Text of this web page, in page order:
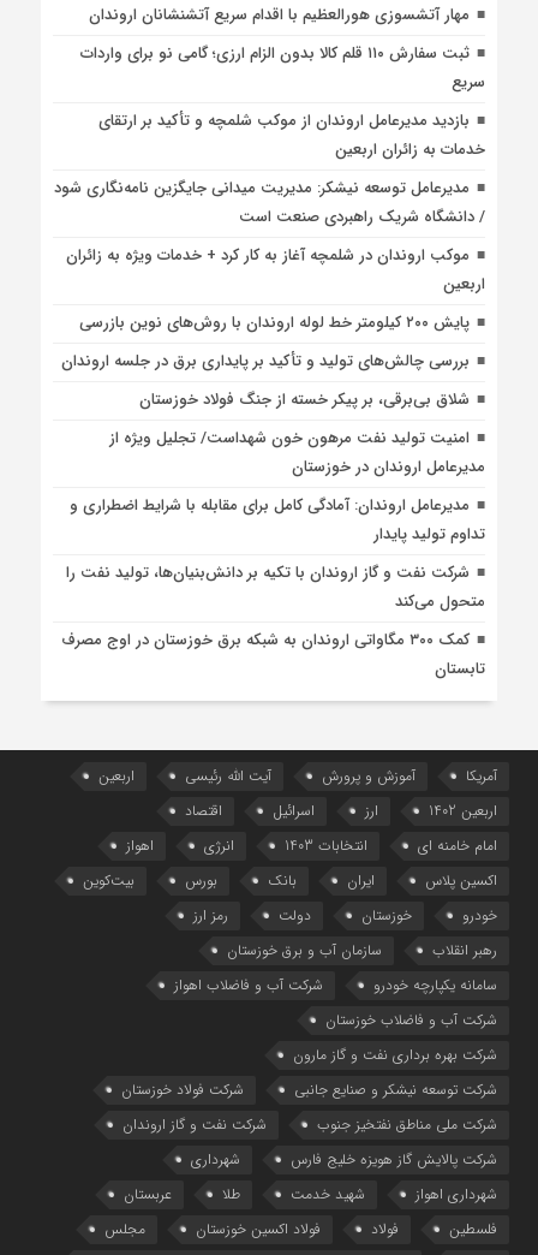
مهار آتشسوزی هورالعظیم با اقدام سریع آتشنشانان اروندان
ثبت سفارش ۱۱۰ قلم کالا بدون الزام ارزی؛ گامی نو برای واردات
سریع
بازدید مدیرعامل اروندان از موکب شلمچه و تأکید بر ارتقای
خدمات به زائران اربعین
مدیرعامل توسعه نیشکر: مدیریت میدانی جایگزین نامه‌نگاری شود
/ دانشگاه شریک راهبردی صنعت است
موکب اروندان در شلمچه آغاز به کار کرد + خدمات ویژه به زائران
اربعین
پایش ۲۰۰ کیلومتر خط لوله اروندان با روش‌های نوین بازرسی
بررسی چالش‌های تولید و تأکید بر پایداری برق در جلسه اروندان
شلاق‌ بی‌برقی، بر پیکر خسته‌ از جنگ فولاد خوزستان
امنیت تولید نفت مرهون خون شهداست/ تجلیل ویژه از
مدیرعامل اروندان در خوزستان
مدیرعامل اروندان: آمادگی کامل برای مقابله با شرایط اضطراری و
تداوم تولید پایدار
شرکت نفت و گاز اروندان با تکیه بر دانش‌بنیان‌ها، تولید نفت را
متحول می‌کند
کمک ۳۰۰ مگاواتی اروندان به شبکه برق خوزستان در اوج مصرف
تابستان
آمریکا آموزش و پرورش آیت الله رئیسی
اربعین
اربعین 1402
ارز اسرائیل
اقتصاد
امام خامنه ای
انتخابات 1403 انرژی
اهواز
اکسین پلاس
ایران بانک بورس
بیت‌کوین
خودرو
خوزستان دولت
رمز ارز
رهبر انقلاب
سازمان آب و برق خوزستان
سامانه یکپارچه خودرو
شرکت آب و فاضلاب اهواز
شرکت آب و فاضلاب خوزستان
شرکت بهره برداری نفت و گاز مارون
شرکت توسعه نیشکر و صنایع جانبی
شرکت فولاد خوزستان
شرکت ملی مناطق نفتخیز جنوب
شرکت نفت و گاز اروندان
شرکت پالایش گاز هویزه خلیج‌ فارس
شهرداری
شهرداری اهواز
شهید خدمت طلا
عربستان
فلسطین
فولاد فولاد اکسین خوزستان
مجلس